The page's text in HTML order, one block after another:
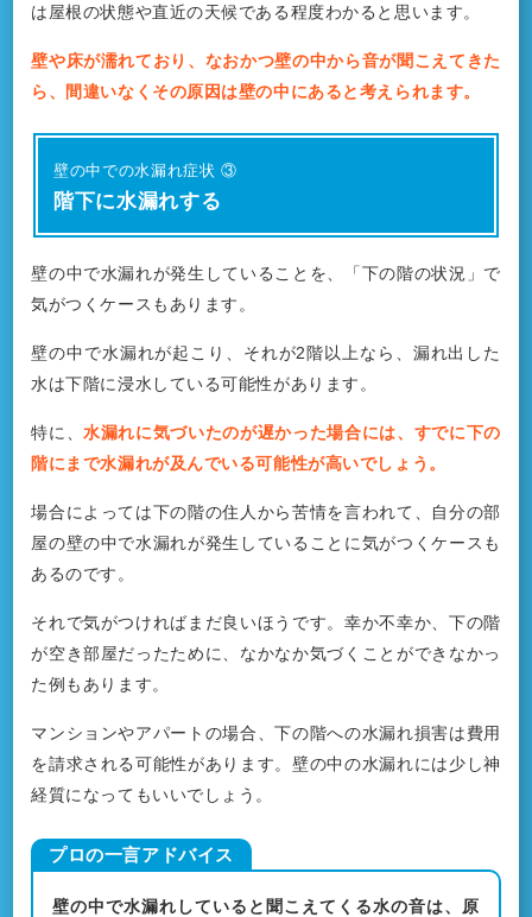
は屋根の状態や直近の天候である程度わかると思います。
壁や床が濡れており、なおかつ壁の中から音が聞こえてきた
ら、間違いなくその原因は壁の中にあると考えられます。
壁の中での水漏れ症状 ③
階下に水漏れする
壁の中で水漏れが発生していることを、「下の階の状況」で
気がつくケースもあります。
壁の中で水漏れが起こり、それが2階以上なら、漏れ出した
水は下階に浸水している可能性があります。
特に、水漏れに気づいたのが遅かった場合には、すでに下の
階にまで水漏れが及んでいる可能性が高いでしょう。
場合によっては下の階の住人から苦情を言われて、自分の部
屋の壁の中で水漏れが発生していることに気がつくケースも
あるのです。
それで気がつければまだ良いほうです。幸か不幸か、下の階
が空き部屋だったために、なかなか気づくことができなかっ
た例もあります。
マンションやアパートの場合、下の階への水漏れ損害は費用
を請求される可能性があります。壁の中の水漏れには少し神
経質になってもいいでしょう。
壁の中で水漏れしていると聞こえてくる水の音は、原